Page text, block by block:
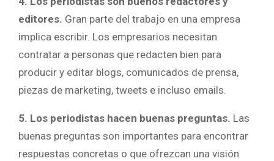
editores. Gran parte del trabajo en una empresa
implica escribir. Los empresarios necesitan
contratar a personas que redacten bien para
producir y editar blogs, comunicados de prensa,
piezas de marketing, tweets e incluso emails.
5. Los periodistas hacen buenas preguntas. Las
buenas preguntas son importantes para encontrar
respuestas concretas o que ofrezcan una visión